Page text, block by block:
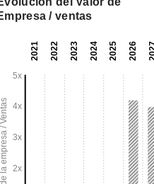
/ ventas